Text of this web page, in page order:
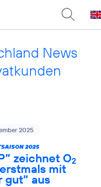
News
2025
2025
zeichnet O2
mit
gut” aus